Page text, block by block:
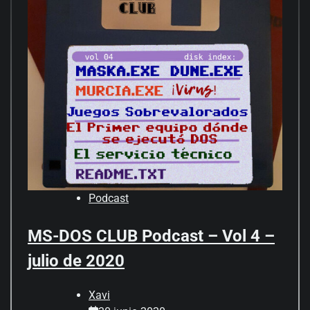
Podcast
MS-DOS CLUB Podcast – Vol 4 –
julio de 2020
Xavi